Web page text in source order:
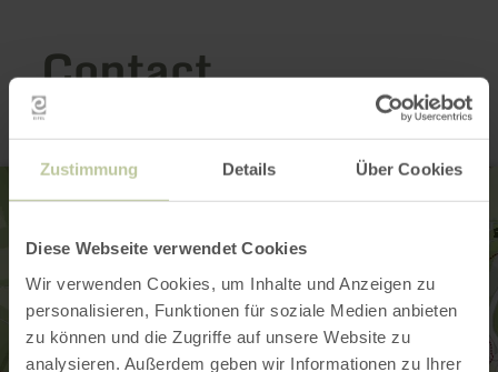
Zustimmung Details Über Cookies
Diese Webseite verwendet Cookies
Wir verwenden Cookies, um Inhalte und Anzeigen zu
personalisieren, Funktionen für soziale Medien anbieten
zu können und die Zugriffe auf unsere Website zu
analysieren. Außerdem geben wir Informationen zu Ihrer
Contact